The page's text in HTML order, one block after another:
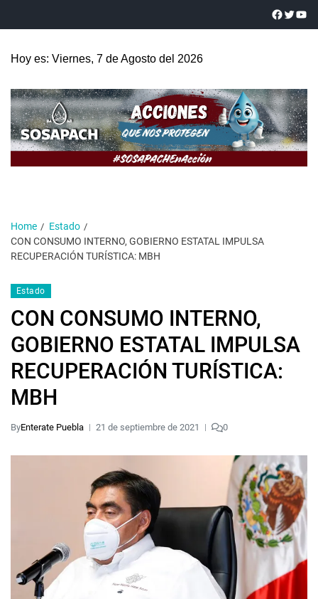
Hoy es: Viernes, 7 de Agosto del 2026
Home
Estado
CON CONSUMO INTERNO, GOBIERNO ESTATAL IMPULSA
RECUPERACIÓN TURÍSTICA: MBH
Estado
CON CONSUMO INTERNO,
GOBIERNO ESTATAL IMPULSA
RECUPERACIÓN TURÍSTICA:
MBH
ByEnterate Puebla 21 de septiembre de 2021 0